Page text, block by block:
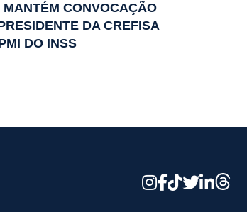
MANTÉM CONVOCAÇÃO
DA CREFISA
DO INSS